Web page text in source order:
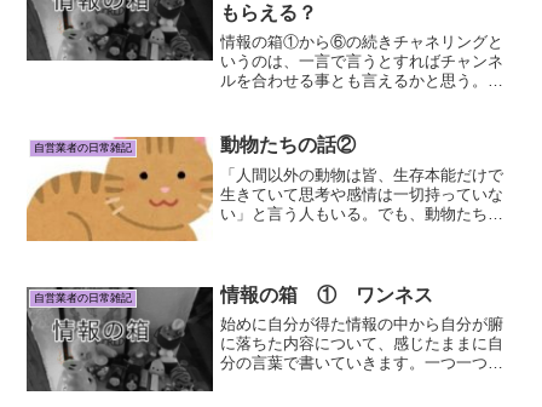
もらえる？
情報の箱①から⑥の続きチャネリングと
いうのは、一言で言うとすればチャンネ
ルを合わせる事とも言えるかと思う。通
事。高次元存在との対話というのは、肉
体を持たない体験をしてい...
自営業者の日常雑記 動物たちの話②
「人間以外の動物は皆、生存本能だけで
生きていて思考や感情は一切持っていな
い」と言う人もいる。でも、動物たちと
コミュニケーションができ...
自営業者の日常雑記 情報の箱 ① ワンネス
始めに自分が得た情報の中から自分が腑
に落ちた内容について、感じたままに自
分の言葉で書いていきます。一つ一つに